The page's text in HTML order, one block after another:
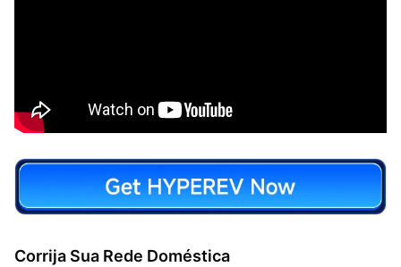
Corrija Sua Rede Doméstica